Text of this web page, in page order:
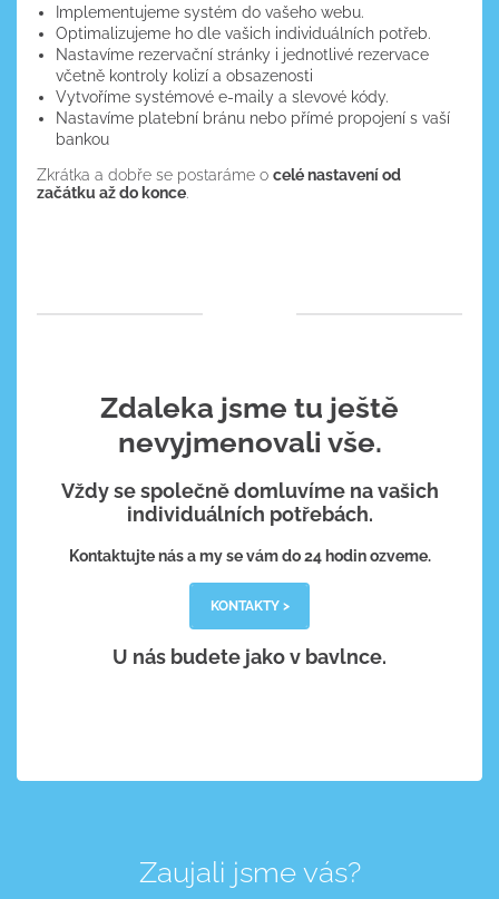
Implementujeme systém do vašeho webu.
Optimalizujeme ho dle vašich individuálních potřeb.
Nastavíme rezervační stránky i jednotlivé rezervace
včetně kontroly kolizí a obsazenosti
Vytvoříme systémové e-maily a slevové kódy.
Nastavíme platební bránu nebo přímé propojení s vaší
bankou
Zkrátka a dobře se postaráme o celé nastavení od
začátku až do konce.
Zdaleka jsme tu ještě
nevyjmenovali vše.
Vždy se společně domluvíme na vašich
individuálních potřebách.
Kontaktujte nás a my se vám do 24 hodin ozveme.
KONTAKTY >
U nás budete jako v bavlnce.
Zaujali jsme vás?